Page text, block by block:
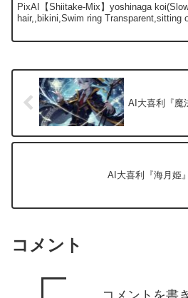
PixAI【Shiitake-Mix】yoshinaga
hair,,bikini,Swim ring Transparent,sitting
AI大喜利『魔
AI大喜利『海月姫』
コメント
コメントを書